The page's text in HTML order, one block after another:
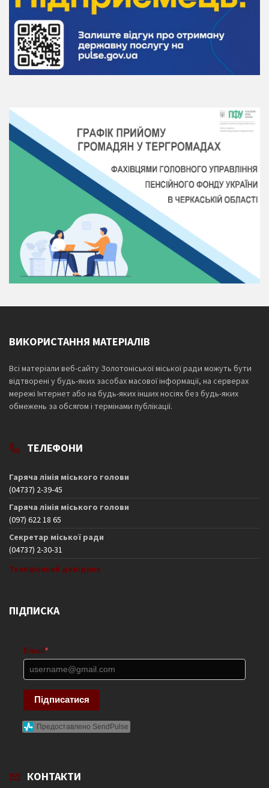
ВИКОРИСТАННЯ МАТЕРІАЛІВ
Всі матеріали веб-сайту Золотоніської міської ради можуть бути
відтворені у будь-яких засобах масової інформації, на серверах
мережі Інтернет або на будь-яких інших носіях без будь-яких
обмежень за обсягом і термінами публікації.
ТЕЛЕФОНИ
Гаряча лінія міського голови
(04737) 2-39-45
Гаряча лінія міського голови
(097) 622 18 65
Секретар міської ради
(04737) 2-30-31
Телефонний довідник
ПІДПИСКА
Email *
Підписатися
Предоставлено SendPulse
КОНТАКТИ